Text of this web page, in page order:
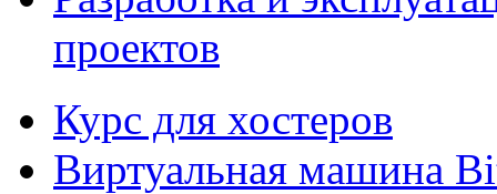
проектов
Курс для хостеров
Виртуальная машина